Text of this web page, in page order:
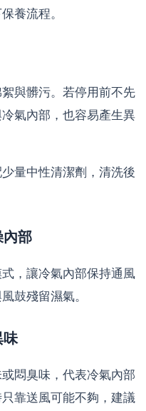
養流程。
與髒污。若停用前不先
氣內部，也容易產生異
量中性清潔劑，清洗後
部
，讓冷氣內部保持通風
鼓殘留濕氣。
味
悶臭味，代表冷氣內部
靠送風可能不夠，建議